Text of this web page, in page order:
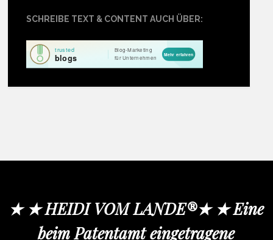
SCHREIBE TEXT & CONTENT AUCH ÜBER:
★ ★ HEIDI VOM LANDE®★ ★ Eine
beim Patentamt eingetragene